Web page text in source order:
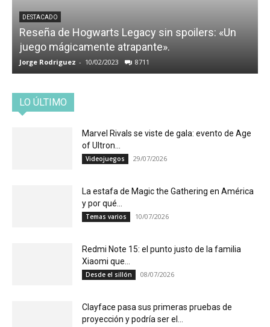
DESTACADO
Reseña de Hogwarts Legacy sin spoilers: «Un
juego mágicamente atrapante».
Jorge Rodriguez - 10/02/2023 8711
LO ÚLTIMO
Marvel Rivals se viste de gala: evento de Age
of Ultron...
Videojuegos 29/07/2026
La estafa de Magic the Gathering en América
y por qué...
Temas varios 10/07/2026
Redmi Note 15: el punto justo de la familia
Xiaomi que...
Desde el sillón 08/07/2026
Clayface pasa sus primeras pruebas de
proyección y podría ser el...